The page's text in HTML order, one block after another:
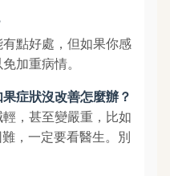
點好處，但如果你感
加重病情。
症狀沒改善怎麼辦？
，甚至變嚴重，比如
，一定要看醫生。別